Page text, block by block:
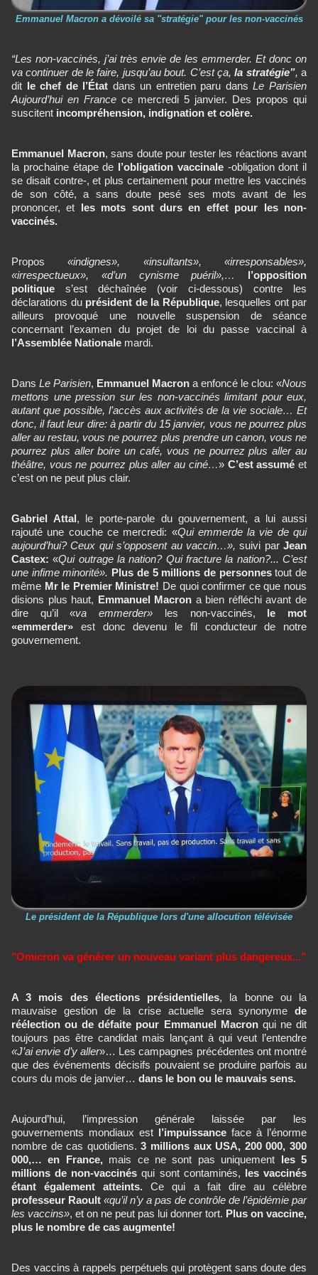
Emmanuel Macron a dévoilé sa "stratégie" pour les non-vaccinés
“Les non-vaccinés, j’ai très envie de les emmerder. Et donc on
va continuer de le faire, jusqu’au bout. C’est ça,la stratégie”, a
dit le chef de l’État dans un entretien paru dansLe Parisien
Aujourd’hui en France ce mercredi 5 janvier. Des propos qui
suscitent incompréhension, indignation et colère.
Emmanuel Macron, sans doute pour tester les réactions avant
la prochaine étape de l’obligation vaccinale-obligation dont il
se disait contre-, et plus certainement pour mettre les vaccinés
de son côté, a sans doute pesé ses mots avant de les
prononcer, et les mots sont durs en effet pour les non-
vaccinés.
Propos«indignes», «insultants»,«irresponsables»,
«irrespectueux», «d’un cynisme puéril»,…
l’opposition
politique s’est déchaînée (voir ci-dessous) contre les
déclarations du président de la République, lesquelles ont par
ailleurs provoqué une nouvelle suspension de séance
concernant l’examen du projet de loi du passe vaccinal à
l’Assemblée Nationale mardi.
Dans Le Parisien, Emmanuel Macron a enfoncé le clou: «Nous
mettons une pression sur les non-vaccinés limitant pour eux,
autant que possible, l’accès aux activités de la vie sociale… Et
donc, il faut leur dire: à partir du 15 janvier, vous ne pourrez plus
aller au restau, vous ne pourrez plus prendre un canon, vous ne
pourrez plus aller boire un café, vous ne pourrez plus aller au
théâtre, vous ne pourrez plus aller au ciné…» C’est assumé et
c’est on ne peut plus clair.
Gabriel Attal, le porte-parole du gouvernement, a lui aussi
rajouté une couche ce mercredi: «Qui emmerde la vie de qui
aujourd’hui? Ceux qui s’opposent au vaccin…», suivi par Jean
Castex: «Qui outrage la nation? Qui fracture la nation?... C’est
une infime minorité». Plus de 5 millions de personnestout de
même Mr le Premier Ministre! De quoi confirmer ce que nous
disions plus haut, Emmanuel Macron a bien réfléchi avant de
dire qu’il «va emmerder» les non-vaccinés, le mot
«emmerder» est donc devenu le fil conducteur de notre
gouvernement.
Le président de la République lors d'une allocution télévisée
"Omicron va générer un nouveau variant plus dangereux..."
A 3 mois des élections présidentielles, la bonne ou la
mauvaise gestion de la crise actuelle sera synonyme de
réélection ou de défaite pour Emmanuel Macronqui ne dit
toujours pas être candidat mais lançant à qui veut l’entendre
«J’ai envie d’y aller»… Les campagnes précédentes ont montré
que des événements décisifs pouvaient se produire parfois au
cours du mois de janvier… dans le bon ou le mauvais sens.
Aujourd’hui, l’impression générale laissée par les
gouvernements mondiaux est l’impuissance face à l’énorme
nombre de cas quotidiens.3 millions aux USA, 200 000, 300
000,… en France,mais ce ne sont pas uniquement les 5
millions de non-vaccinés qui sont contaminés, les vaccinés
étant également atteints. Ce qui a fait dire au célèbre
professeur Raoult «qu’il n’y a pas de contrôle de l’épidémie par
les vaccins», et on ne peut pas lui donner tort. Plus on vaccine,
plus le nombre de cas augmente!
Des vaccins à rappels perpétuels qui protègent sans doute des